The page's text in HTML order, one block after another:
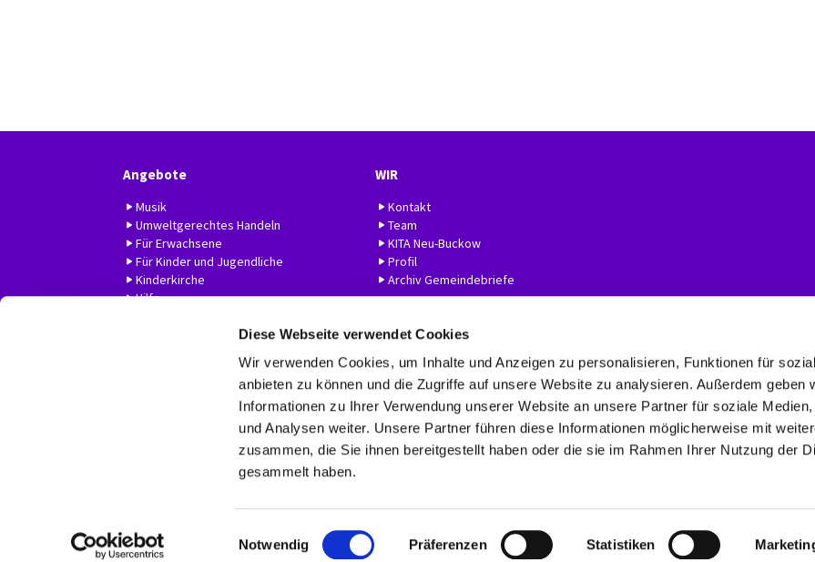
Diese Webseite verwendet Cookies
Wir verwenden Cookies, um Inhalte und Anzeigen zu personalisieren, Funktionen für
anbieten zu können und die Zugriffe auf unsere Website zu analysieren. Außerdem geben
Informationen zu Ihrer Verwendung unserer Website an unsere Partner für soziale
und Analysen weiter. Unsere Partner führen diese Informationen möglicherweise mit
zusammen, die Sie ihnen bereitgestellt haben oder die sie im Rahmen Ihrer Nutzung der
gesammelt haben.
i
Notwendig Präferenzen Statistiken
Angebote
Musik
Umweltgerechtes Handeln
Für Erwachsene
Für Kinder und Jugendliche
Kinderkirche
Hilfe
WIR
Kontakt
Team
KITA Neu-Buckow
Profil
Archiv Gemeindebriefe
Kontaktinformationen Impressum Erklärung zur Barrierefreiheit